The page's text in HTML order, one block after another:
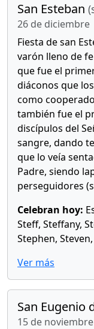
San Esteban
26 de diciembre
Fiesta de san
varón lleno de
que fue el
diáconos que
como
también fue el
discípulos del
sangre, dando
que lo veía
Padre, siendo
perseguidores
Celebran hoy:
Steff, Steffany,
Stephen,
Ver más
San Eugenio
15 de noviembre